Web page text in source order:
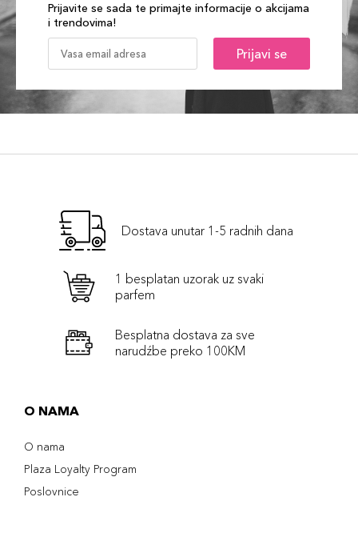
Prijavite se sada te primajte informacije o akcijama
i trendovima!
Prijavi se
Dostava unutar 1-5 radnih dana
1 besplatan uzorak uz svaki
parfem
Besplatna dostava za sve
narudźbe preko 100KM
O NAMA
O nama
Plaza Loyalty Program
Poslovnice